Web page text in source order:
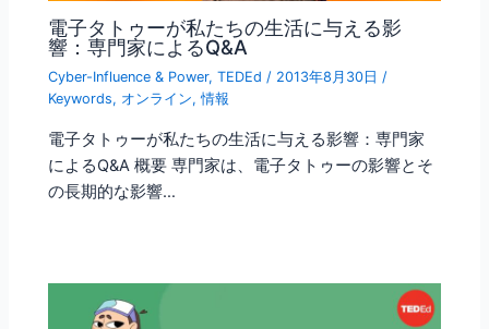
電子タトゥーが私たちの生活に与える影
響：専門家によるQ&A
Cyber-Influence & Power,TEDEd / 2013年8月30日 /
Keywords, オンライン,情報
電子タトゥーが私たちの生活に与える影響：専門家
によるQ&A 概要 専門家は、電子タトゥーの影響とそ
の長期的な影響…